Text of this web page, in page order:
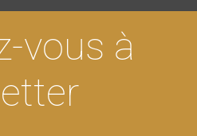
vous à